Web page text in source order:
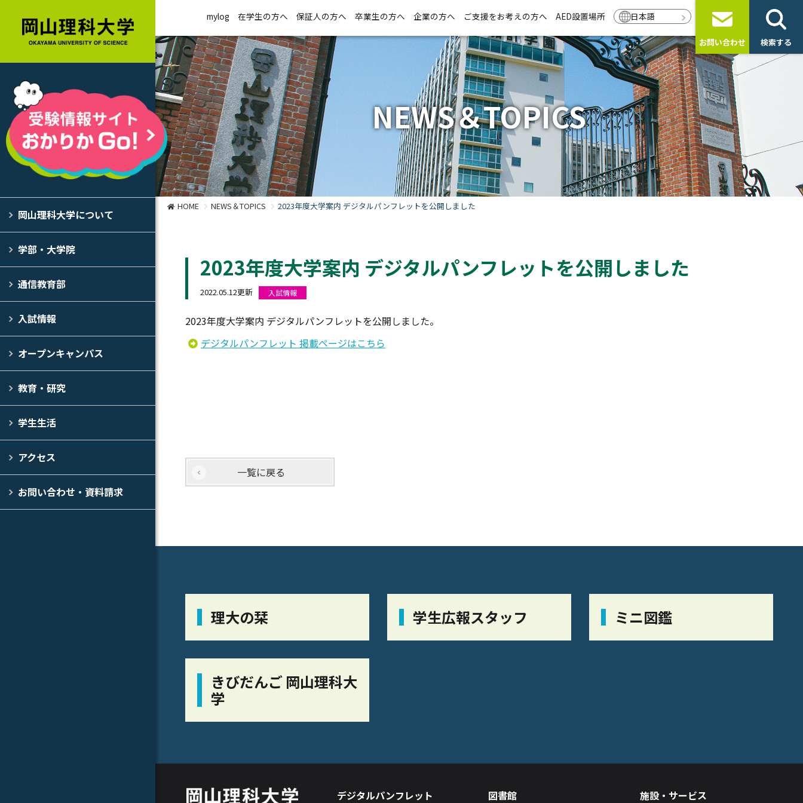
岡山理科大学について
学部・大学院
通信教育部
入試情報
オープンキャンパス
教育・研究
学生生活
アクセス
お問い合わせ・資料請求
mylog 在学生の方へ 保証人の方へ 卒業生の方へ 企業の方へ ご支援をお考えの方へ AED設置場所 日本語
お問い合わせ 検索する
NEWS＆TOPICS
HOME NEWS＆TOPICS 2023年度大学案内 デジタルパンフレットを公開しました
2023年度大学案内 デジタルパンフレットを公開しました
2022.05.12更新 入試情報
2023年度大学案内 デジタルパンフレットを公開しました。
デジタルパンフレット 掲載ページはこちら
一覧に戻る
理大の栞 学生広報スタッフ ミニ図鑑
きびだんご 岡山理科大
学
デジタルパンフレット 図書館 施設・サービス